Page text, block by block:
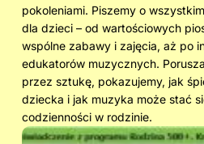
pokoleniami. Piszemy o
dla dzieci – od wartościowych
wspólne zabawy i zajęcia, aż po
edukatorów muzycznych.
przez sztukę, pokazujemy, jak
dziecka i jak muzyka może stać
codzienności w rodzinie.